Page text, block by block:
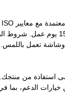
استفادة من
الدعم، بما